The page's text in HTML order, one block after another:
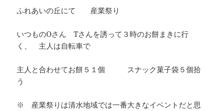
ふれあいの丘にて 産業祭り
いつものOさん Tさんを誘って３時のお餅まきに行
く、 主人は自転車で
主人と合わせてお餅５１個 スナック菓子袋５個拾
う
※ 産業祭りは清水地域では一番大きなイベントだと思